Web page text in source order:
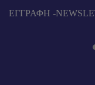
EΓΓΡΑΦΉ -